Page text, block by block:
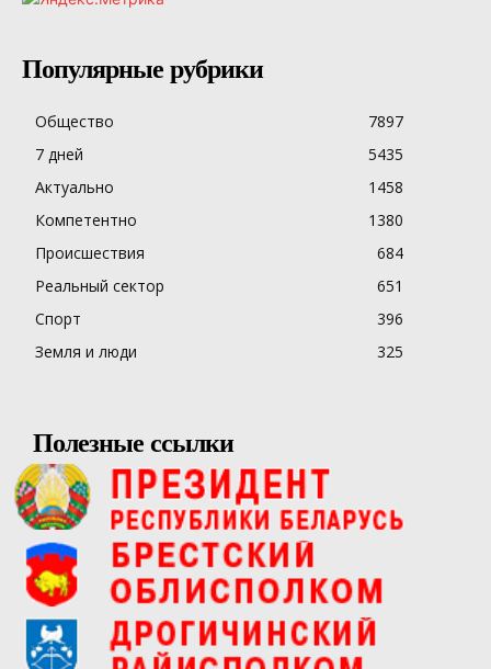
Популярные рубрики
Общество
7897
7 дней
5435
Актуально
1458
Компетентно
1380
Происшествия
684
Реальный сектор
651
Спорт
396
Земля и люди
325
Полезные ссылки